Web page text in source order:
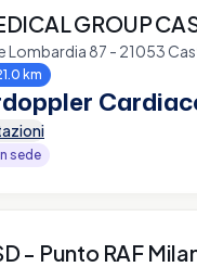
GROUP
Lombardia 87 - 21053
km
sede
- Punto RAF